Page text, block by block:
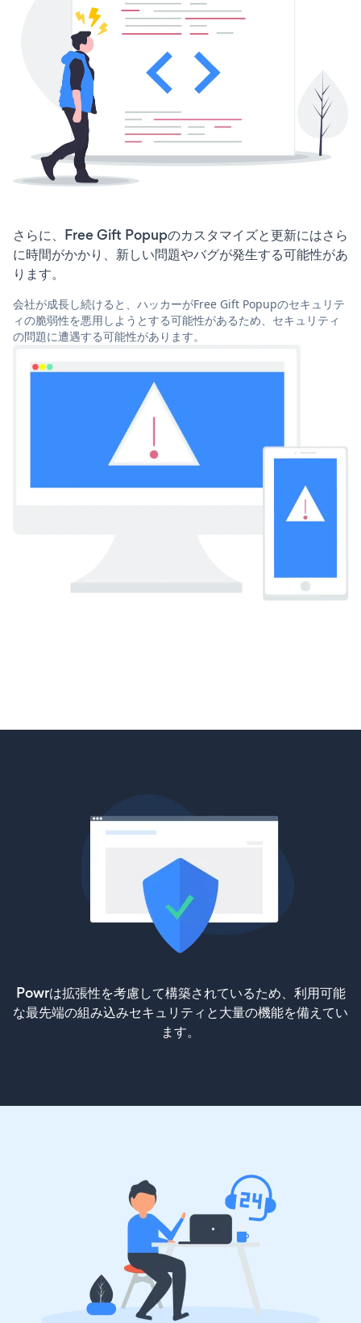
さらに、Free Gift Popupのカスタマイズと更新にはさら
に時間がかかり、新しい問題やバグが発生する可能性があ
ります。
会社が成長し続けると、ハッカーがFree Gift Popupのセキュリテ
ィの脆弱性を悪用しようとする可能性があるため、セキュリティ
の問題に遭遇する可能性があります。
Powrは拡張性を考慮して構築されているため、利用可能
な最先端の組み込みセキュリティと大量の機能を備えてい
ます。